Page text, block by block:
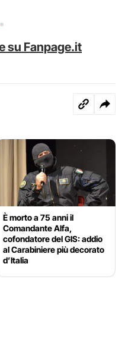
su Fanpage.it
È morto a 75 anni il
Comandante Alfa,
cofondatore del GIS: addio
al Carabiniere più decorato
d’Italia